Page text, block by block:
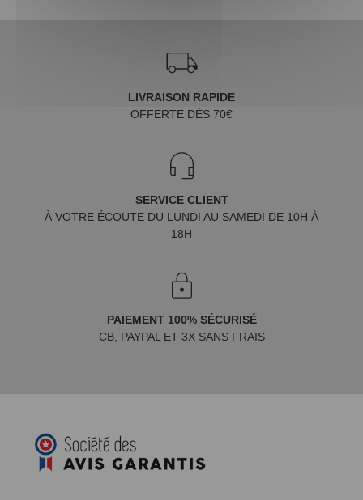
LIVRAISON RAPIDE
OFFERTE DÈS 70€
SERVICE CLIENT
À VOTRE ÉCOUTE DU LUNDI AU SAMEDI DE 10H À
18H
PAIEMENT 100% SÉCURISÉ
CB, PAYPAL ET 3X SANS FRAIS